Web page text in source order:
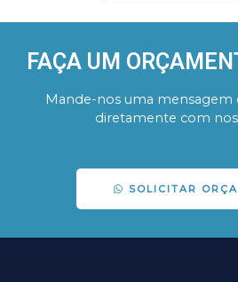
FAÇA UM
Mande-nos uma mensagem
diretamente com
SOLICITAR